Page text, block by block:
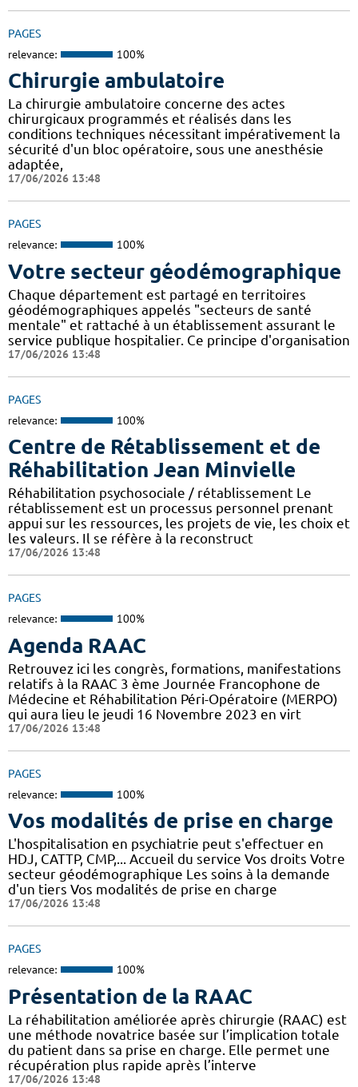
PAGES
relevance: 100%
Chirurgie ambulatoire
La chirurgie ambulatoire concerne des actes
chirurgicaux programmés et réalisés dans les
conditions techniques nécessitant impérativement la
sécurité d'un bloc opératoire, sous une anesthésie
adaptée,
17/06/2026 13:48
PAGES
relevance: 100%
Votre secteur géodémographique
Chaque département est partagé en territoires
géodémographiques appelés "secteurs de santé
mentale" et rattaché à un établissement assurant le
service publique hospitalier. Ce principe d'organisation
17/06/2026 13:48
PAGES
relevance: 100%
Centre de Rétablissement et de
Réhabilitation Jean Minvielle
Réhabilitation psychosociale / rétablissement Le
rétablissement est un processus personnel prenant
appui sur les ressources, les projets de vie, les choix et
les valeurs. Il se réfère à la reconstruct
17/06/2026 13:48
PAGES
relevance: 100%
Agenda RAAC
Retrouvez ici les congrès, formations, manifestations
relatifs à la RAAC 3 ème Journée Francophone de
Médecine et Réhabilitation Péri-Opératoire (MERPO)
qui aura lieu le jeudi 16 Novembre 2023 en virt
17/06/2026 13:48
PAGES
relevance: 100%
Vos modalités de prise en charge
L'hospitalisation en psychiatrie peut s'effectuer en
HDJ, CATTP, CMP,... Accueil du service Vos droits Votre
secteur géodémographique Les soins à la demande
d'un tiers Vos modalités de prise en charge
17/06/2026 13:48
PAGES
relevance: 100%
Présentation de la RAAC
La réhabilitation améliorée après chirurgie (RAAC) est
une méthode novatrice basée sur l’implication totale
du patient dans sa prise en charge. Elle permet une
récupération plus rapide après l’interve
17/06/2026 13:48